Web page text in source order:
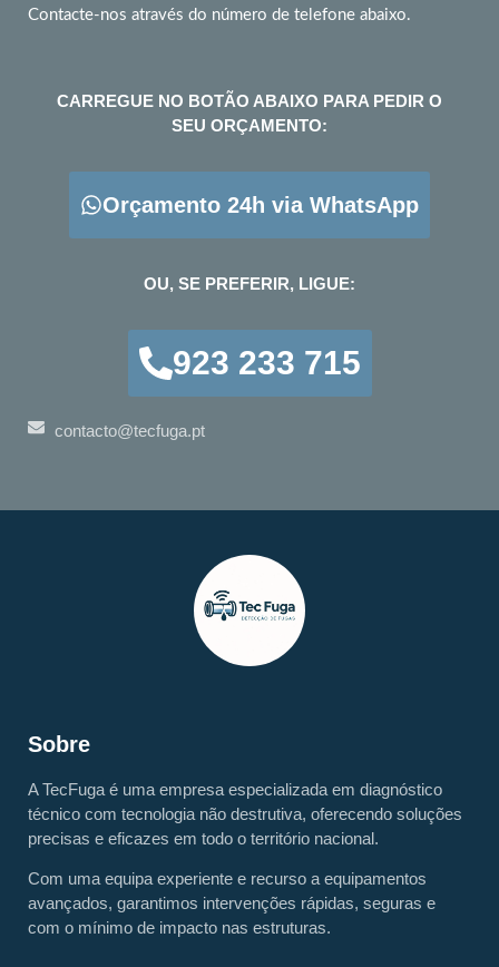
Contacte-nos através do número de telefone abaixo.
CARREGUE NO BOTÃO ABAIXO PARA PEDIR O
SEU ORÇAMENTO:
Orçamento 24h via WhatsApp
OU, SE PREFERIR, LIGUE:
923 233 715
contacto@tecfuga.pt
Sobre
A TecFuga é uma empresa especializada em diagnóstico
técnico com tecnologia não destrutiva, oferecendo soluções
precisas e eficazes em todo o território nacional.
Com uma equipa experiente e recurso a equipamentos
avançados, garantimos intervenções rápidas, seguras e
com o mínimo de impacto nas estruturas.